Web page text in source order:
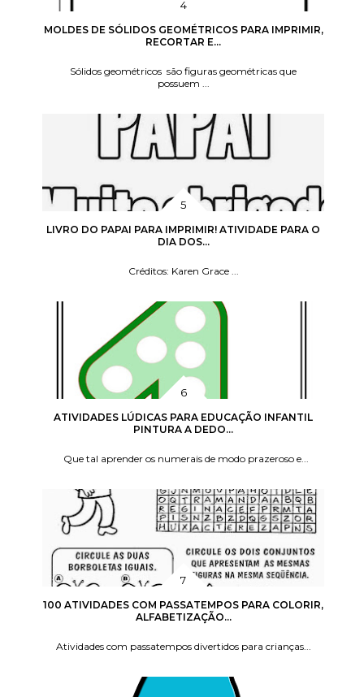
MOLDES DE SÓLIDOS GEOMÉTRICOS PARA IMPRIMIR,
RECORTAR E...
Sólidos geométricos são figuras geométricas que
possuem ...
LIVRO DO PAPAI PARA IMPRIMIR! ATIVIDADE PARA O
DIA DOS...
Créditos: Karen Grace ...
ATIVIDADES LÚDICAS PARA EDUCAÇÃO INFANTIL
PINTURA A DEDO...
Que tal aprender os numerais de modo prazeroso e...
100 ATIVIDADES COM PASSATEMPOS PARA COLORIR,
ALFABETIZAÇÃO...
Atividades com passatempos divertidos para crianças...